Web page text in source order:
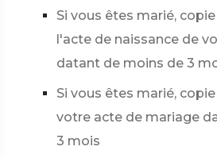
Si vous êtes marié,
l'acte de naissance de
datant de moins de 3
Si vous êtes marié,
votre acte de mariage
3 mois